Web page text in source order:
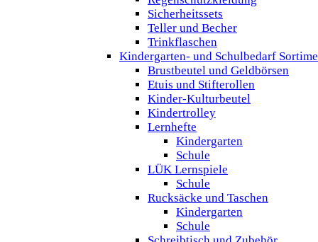
Sicherheitssets
Teller und Becher
Trinkflaschen
Kindergarten- und Schulbedarf
Brustbeutel und Geldbörsen
Etuis und Stifterollen
Kinder-Kulturbeutel
Kindertrolley
Lernhefte
Kindergarten
Schule
LÜK Lernspiele
Schule
Rucksäcke und Taschen
Kindergarten
Schule